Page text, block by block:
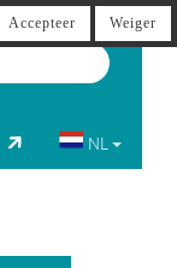
NL
Accepteer Weiger